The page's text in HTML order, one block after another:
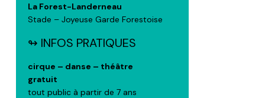
La Forest-Landerneau
Stade – Joyeuse Garde Forestoise
↬ INFOS PRATIQUES
cirque – danse – théâtre
gratuit
tout public à partir de 7 ans